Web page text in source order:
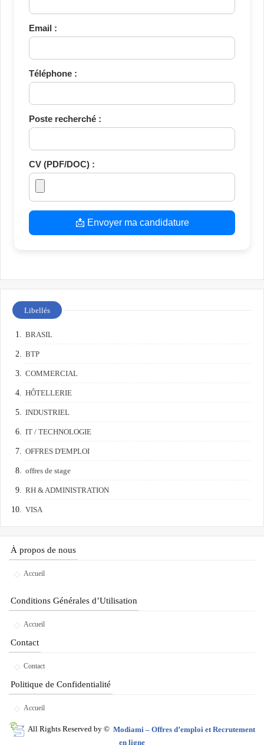
Email :
Téléphone :
Poste recherché :
CV (PDF/DOC) :
📩 Envoyer ma candidature
Libellés
BRASIL
BTP
COMMERCIAL
HÔTELLERIE
INDUSTRIEL
IT / TECHNOLOGIE
OFFRES D'EMPLOI
offres de stage
RH & ADMINISTRATION
VISA
À propos de nous
Accueil
Conditions Générales d’Utilisation
Accueil
Contact
Contact
Politique de Confidentialité
Accueil
All Rights Reserved by © Modiami – Offres d’emploi et Recrutement
en ligne